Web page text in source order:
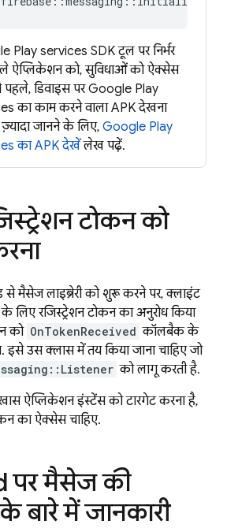
Play services SDK टूल पर निर्भर
ऐप्लिकेशन को, सुविधाओं को ऐक्सेस
डिवाइस पर Google Play
का काम करने वाला APK देखना
ज़्यादा जानने के लिए, Google Play
का APK देखेंलेख पढ़ें.
टोकन को
से मैसेज लाइब्रेरी को शुरू करने पर, क्लाइंट
लिए रजिस्ट्रेशन टोकन का अनुरोध किया
को OnTokenReceived कॉलबैक के
इसे उस क्लास में तय किया जाना चाहिए जो
को लागू करती है.
ऐप्लिकेशन इंस्टेंस को टारगेट करना है,
का ऐक्सेस चाहिए.
पर मैसेज की
बारे में जानकारी